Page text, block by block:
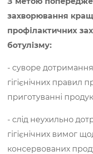
захворювання
профілактичних
ботулізму:
- суворе
гігієнічних правил
приготуванні
- слід неухильно
гігієнічних вимог
консервованих